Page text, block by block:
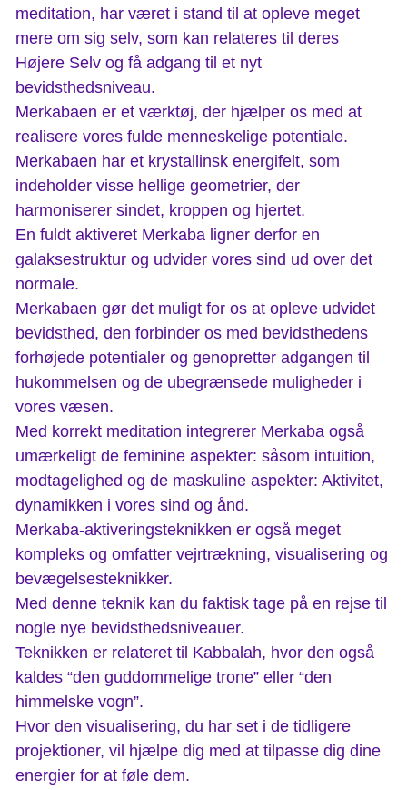
meditation, har været i stand til at opleve meget
mere om sig selv, som kan relateres til deres
Højere Selv og få adgang til et nyt
bevidsthedsniveau.
Merkabaen er et værktøj, der hjælper os med at
realisere vores fulde menneskelige potentiale.
Merkabaen har et krystallinsk energifelt, som
indeholder visse hellige geometrier, der
harmoniserer sindet, kroppen og hjertet.
En fuldt aktiveret Merkaba ligner derfor en
galaksestruktur og udvider vores sind ud over det
normale.
Merkabaen gør det muligt for os at opleve udvidet
bevidsthed, den forbinder os med bevidsthedens
forhøjede potentialer og genopretter adgangen til
hukommelsen og de ubegrænsede muligheder i
vores væsen.
Med korrekt meditation integrerer Merkaba også
umærkeligt de feminine aspekter: såsom intuition,
modtagelighed og de maskuline aspekter: Aktivitet,
dynamikken i vores sind og ånd.
Merkaba-aktiveringsteknikken er også meget
kompleks og omfatter vejrtrækning, visualisering og
bevægelsesteknikker.
Med denne teknik kan du faktisk tage på en rejse til
nogle nye bevidsthedsniveauer.
Teknikken er relateret til Kabbalah, hvor den også
kaldes “den guddommelige trone” eller “den
himmelske vogn”.
Hvor den visualisering, du har set i de tidligere
projektioner, vil hjælpe dig med at tilpasse dig dine
energier for at føle dem.